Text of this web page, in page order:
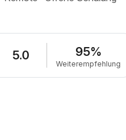
5.0 95%
Weiterempfehlung